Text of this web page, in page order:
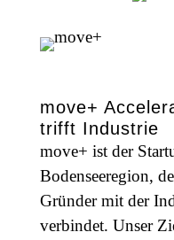
move+
trifft Industrie
move+ ist der
Bodenseeregion,
Gründer mit der
verbindet. Unser